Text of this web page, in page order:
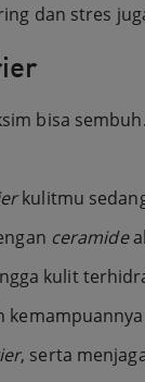
dan stres
bisa
kulitmu
ceramide
kulit
, serta